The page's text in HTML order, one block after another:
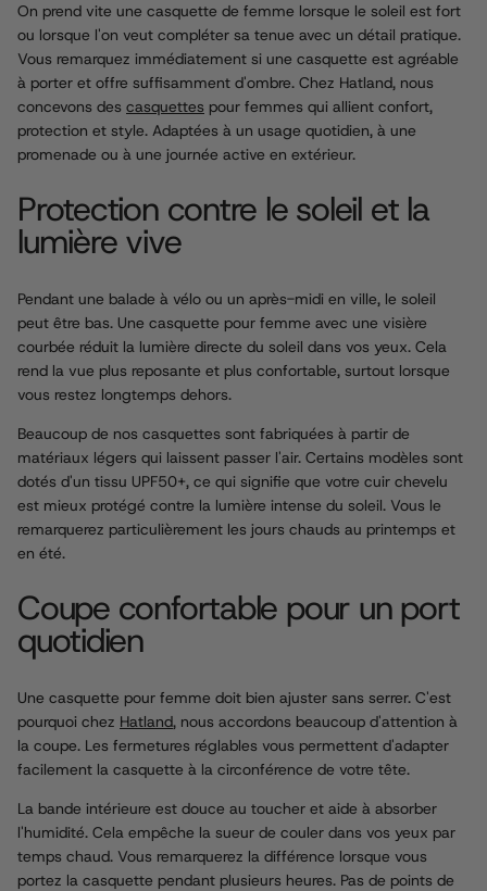
On prend vite une casquette de femme lorsque le soleil est fort
ou lorsque l'on veut compléter sa tenue avec un détail pratique.
Vous remarquez immédiatement si une casquette est agréable
à porter et offre suffisamment d'ombre. Chez Hatland, nous
concevons des casquettes pour femmes qui allient confort,
protection et style. Adaptées à un usage quotidien, à une
promenade ou à une journée active en extérieur.
Protection contre le soleil et la
lumière vive
Pendant une balade à vélo ou un après-midi en ville, le soleil
peut être bas. Une casquette pour femme avec une visière
courbée réduit la lumière directe du soleil dans vos yeux. Cela
rend la vue plus reposante et plus confortable, surtout lorsque
vous restez longtemps dehors.
Beaucoup de nos casquettes sont fabriquées à partir de
matériaux légers qui laissent passer l'air. Certains modèles sont
dotés d'un tissu UPF50+, ce qui signifie que votre cuir chevelu
est mieux protégé contre la lumière intense du soleil. Vous le
remarquerez particulièrement les jours chauds au printemps et
en été.
Coupe confortable pour un port
quotidien
Une casquette pour femme doit bien ajuster sans serrer. C'est
pourquoi chez Hatland, nous accordons beaucoup d'attention à
la coupe. Les fermetures réglables vous permettent d'adapter
facilement la casquette à la circonférence de votre tête.
La bande intérieure est douce au toucher et aide à absorber
l'humidité. Cela empêche la sueur de couler dans vos yeux par
temps chaud. Vous remarquerez la différence lorsque vous
portez la casquette pendant plusieurs heures. Pas de points de